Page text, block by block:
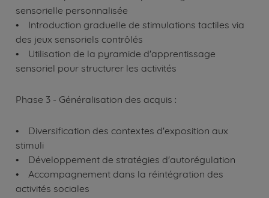
sensorielle personnalisée
• Introduction graduelle de stimulations tactiles via
des jeux sensoriels contrôlés
• Utilisation de la pyramide d'apprentissage
sensoriel pour structurer les activités
Phase 3 - Généralisation des acquis :
• Diversification des contextes d'exposition aux
stimuli
• Développement de stratégies d'autorégulation
• Accompagnement dans la réintégration des
activités sociales